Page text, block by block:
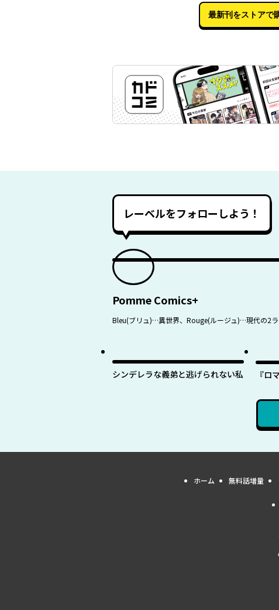
最新刊をストアで
レーベルをフォローしよう！
Pomme Comics+
Bleu(ブリュ)…異世界、Rouge(ルージュ)…現代の2
シンデレラな義弟と逃げられない私
『ロ
ホーム 無料話増量